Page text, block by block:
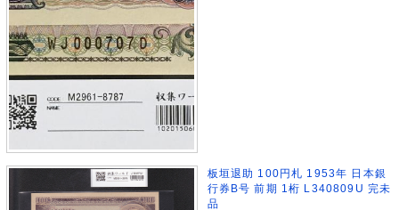
板垣退助 100円札 1953年 日本銀
行券B号 前期 1桁 L340809U 完未
品